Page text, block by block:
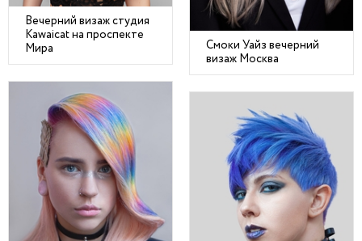
Смоки Уайз вечерний
визаж Москва
Вечерний визаж студия
Kawaicat на проспекте
Мира